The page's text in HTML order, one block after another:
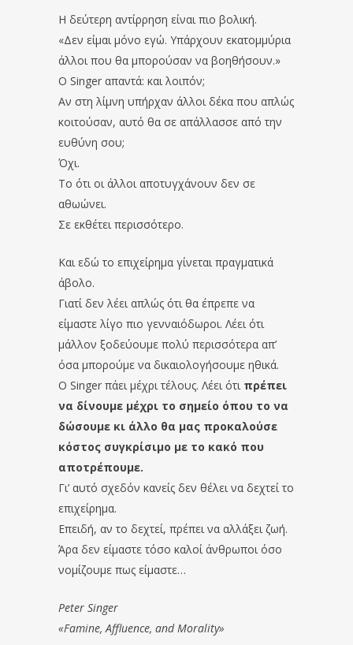
Η δεύτερη αντίρρηση είναι πιο βολική.
«Δεν είμαι μόνο εγώ. Υπάρχουν εκατομμύρια
άλλοι που θα μπορούσαν να βοηθήσουν.»
Ο Singer απαντά: και λοιπόν;
Αν στη λίμνη υπήρχαν άλλοι δέκα που απλώς
κοιτούσαν, αυτό θα σε απάλλασσε από την
ευθύνη σου;
Όχι.
Το ότι οι άλλοι αποτυγχάνουν δεν σε
αθωώνει.
Σε εκθέτει περισσότερο.
Και εδώ το επιχείρημα γίνεται πραγματικά
άβολο.
Γιατί δεν λέει απλώς ότι θα έπρεπε να
είμαστε λίγο πιο γενναιόδωροι. Λέει ότι
μάλλον ξοδεύουμε πολύ περισσότερα απ’
όσα μπορούμε να δικαιολογήσουμε ηθικά.
Ο Singer πάει μέχρι τέλους. Λέει ότι πρέπει
να δίνουμε μέχρι το σημείο όπου το να
δώσουμε κι άλλο θα μας προκαλούσε
κόστος συγκρίσιμο με το κακό που
αποτρέπουμε.
Γι’ αυτό σχεδόν κανείς δεν θέλει να δεχτεί το
επιχείρημα.
Επειδή, αν το δεχτεί, πρέπει να αλλάξει ζωή.
Άρα δεν είμαστε τόσο καλοί άνθρωποι όσο
νομίζουμε πως είμαστε…
Peter Singer
«Famine, Affluence, and Morality»